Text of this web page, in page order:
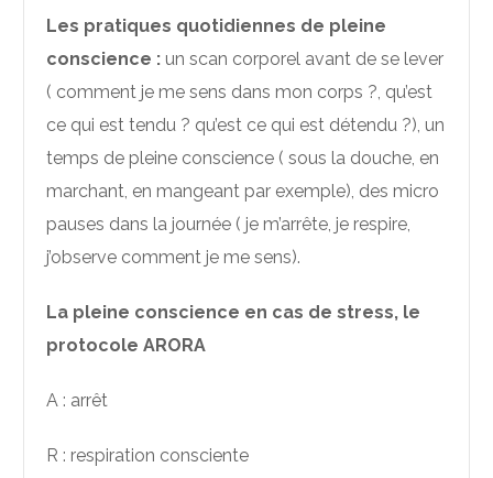
Les pratiques quotidiennes de pleine
conscience : un scan corporel avant de se lever
( comment je me sens dans mon corps ?, qu’est
ce qui est tendu ? qu’est ce qui est détendu ?), un
temps de pleine conscience ( sous la douche, en
marchant, en mangeant par exemple), des micro
pauses dans la journée ( je m’arrête, je respire,
j’observe comment je me sens).
La pleine conscience en cas de stress, le
protocole ARORA
A : arrêt
R : respiration consciente